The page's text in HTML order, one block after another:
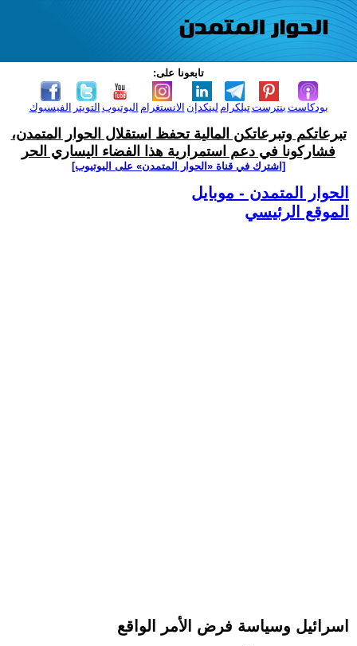
تابعونا على:
الفيسبوك التويتر اليوتيوب الانستغرام لينكدإن تيلكرامبنترست بودكاست
تبرعاتكم وتبرعاتكن المالية تحفظ استقلال الحوار المتمدن،
فشاركونا في دعم استمرارية هذا الفضاء اليساري الحر
[اشترك في قناة ‫«الحوار المتمدن» على اليوتيوب]
الحوار المتمدن - موبايل
الموقع الرئيسي
اسرائيل وسياسة فرض الأمر الواقع